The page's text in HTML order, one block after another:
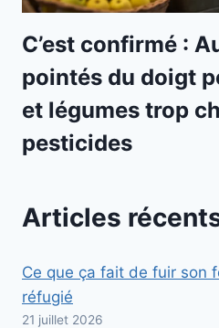
C’est confirmé :
pointés du doigt
et légumes trop
pesticides
Articles
Ce que ça fait de fuir son
réfugié
21 juillet 2026